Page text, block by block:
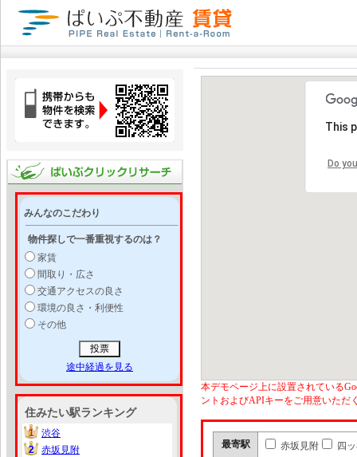
みんなのこだわり
物件探しで一番重視するのは？
家賃
間取り・広さ
交通アクセスの良さ
環境の良さ・利便性
その他
途中経過を見る
住みたい駅ランキング
1
1
渋谷
2
2
赤坂見附
This
Do
本デモページ上に設置されている
ントおよびAPIキーをご用意いただ
最寄駅 赤坂見附 四